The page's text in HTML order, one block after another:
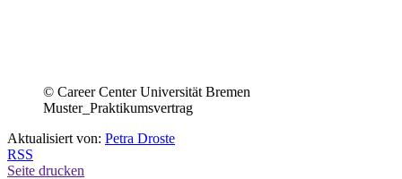
© Career Center Universität Bremen
Muster_Praktikumsvertrag
Aktualisiert von: Petra Droste
RSS
Seite drucken